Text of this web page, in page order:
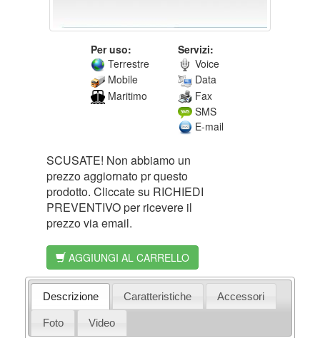
Per uso:
Terrestre
Mobile
Maritimo
Servizi:
Voice
Data
Fax
SMS
E-mail
SCUSATE! Non abbiamo un
prezzo aggiornato pr questo
prodotto. Cliccate su RICHIEDI
PREVENTIVO per ricevere il
prezzo via email.
AGGIUNGI AL CARRELLO
Descrizione Caratteristiche Accessori
Foto Video